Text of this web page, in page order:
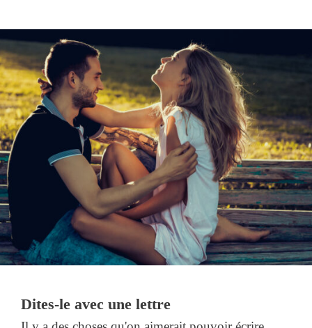
Dites-le avec une lettre